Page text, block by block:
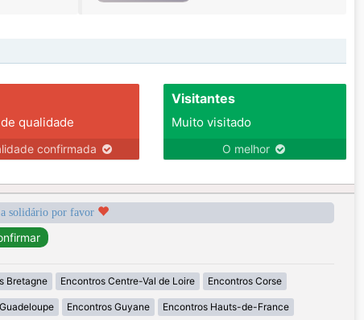
qualidade
confirmada
Visitantes
Muito visitado
O melhor
solidário por favor
Bretagne Encontros Centre-Val de Loire Encontros Corse
Encontros Guyane Encontros Hauts-de-France